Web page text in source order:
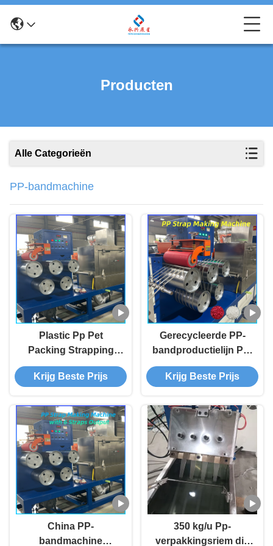
Producten
Alle Categorieën
PP-bandmachine
Plastic Pp Pet
Packing Strapping
Band Strapping
Making Machine
Packing Strap
Extrusiemasjien
Krijg Beste Prijs
Gerecycleerde PP-
bandproductielijn PP-
bandmachine met
hoge capaciteit
Krijg Beste Prijs
China PP-
bandmachine
350 kg/u Pp-
verpakkingsriem die